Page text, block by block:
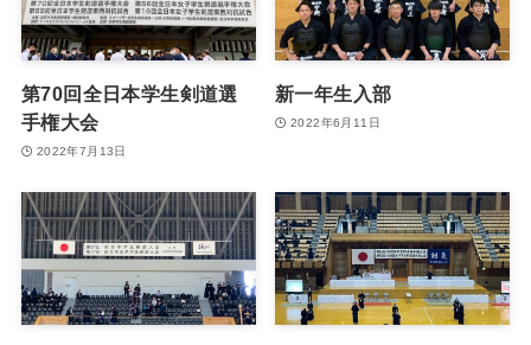
第70回全日本学生剣道選
手権大会
2022年7月13日
新一年生入部
2022年6月11日